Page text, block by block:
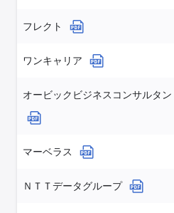
フレクト
ワンキャリア
オービックビジネスコンサルタン
マーベラス
ＮＴＴデータグループ